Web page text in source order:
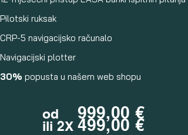
Pilotski ruksak
CRP-5 navigacijsko računalo
Navigacijski plotter
30% popusta u našem web shopu
od 999,00 €
ili 2X 499,00 €